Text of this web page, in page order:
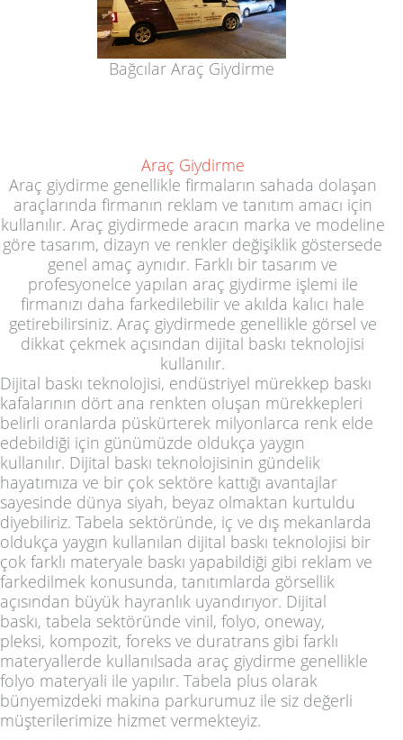
Bağcılar Araç Giydirme
Araç Giydirme
Araç giydirme genellikle firmaların sahada dolaşan
araçlarında firmanın reklam ve tanıtım amacı için
kullanılır. Araç giydirmede aracın marka ve modeline
göre tasarım, dizayn ve renkler değişiklik göstersede
genel amaç aynıdır. Farklı bir tasarım ve
profesyonelce yapılan araç giydirme işlemi ile
firmanızı daha farkedilebilir ve akılda kalıcı hale
getirebilirsiniz. Araç giydirmede genellikle görsel ve
dikkat çekmek açısından dijital baskı teknolojisi
kullanılır.
Dijital baskı teknolojisi, endüstriyel mürekkep baskı
kafalarının dört ana renkten oluşan mürekkepleri
belirli oranlarda püskürterek milyonlarca renk elde
edebildiği için günümüzde oldukça yaygın
kullanılır. Dijital baskı teknolojisinin gündelik
hayatımıza ve bir çok sektöre kattığı avantajlar
sayesinde dünya siyah, beyaz olmaktan kurtuldu
diyebiliriz. Tabela sektöründe, iç ve dış mekanlarda
oldukça yaygın kullanılan dijital baskı teknolojisi bir
çok farklı materyale baskı yapabildiği gibi reklam ve
farkedilmek konusunda, tanıtımlarda görsellik
açısından büyük hayranlık uyandırıyor. Dijital
baskı, tabela sektöründe vinil, folyo, oneway,
pleksi, kompozit, foreks ve duratrans gibi farklı
materyallerde kullanılsada araç giydirme genellikle
folyo materyali ile yapılır. Tabela plus olarak
bünyemizdeki makina parkurumuz ile siz değerli
müşterilerimize hizmet vermekteyiz.